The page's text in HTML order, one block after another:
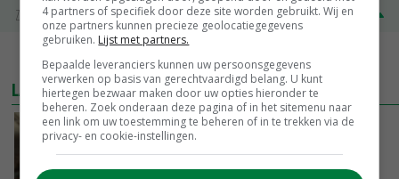
Zuivel NL
€ 345,00 € 20,00
MEER MARKTPRIJZEN
LAATSTE NIEUWS
‘Samenwerking A-ware en Amalthea gaat
zorgen voor meer balans’
4 partners of specifiek door deze site worden gebruikt. Wij en
onze partners kunnen precieze geolocatiegegevens
gebruiken. Lijst met partners.
Bepaalde leveranciers kunnen uw persoonsgegevens
verwerken op basis van gerechtvaardigd belang. U kunt
hiertegen bezwaar maken door uw opties hieronder te
beheren. Zoek onderaan deze pagina of in het sitemenu naar
een link om uw toestemming te beheren of in te trekken via de
privacy- en cookie-instellingen.